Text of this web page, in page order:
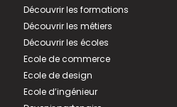
Découvrir les formations
Découvrir les métiers
Découvrir les écoles
Ecole de commerce
Ecole de design
Ecole d’ingénieur